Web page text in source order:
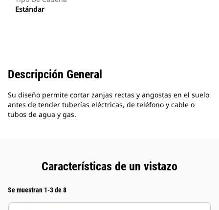
Estándar
Descripción General
Su diseño permite cortar zanjas rectas y angostas en el suelo
antes de tender tuberías eléctricas, de teléfono y cable o
tubos de agua y gas.
Características de un vistazo
Se muestran 1-3 de 8